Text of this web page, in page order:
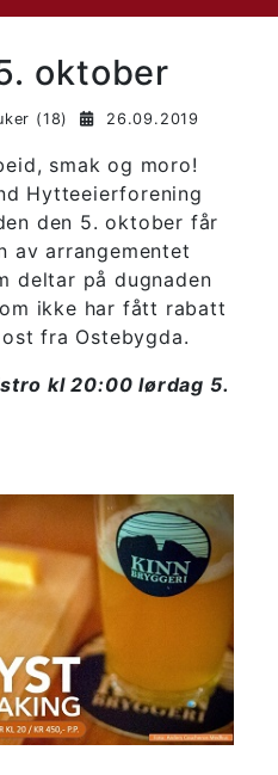
oktober
(18) 26.09.2019
smak og moro!
Hytteeierforening
den 5. oktober får
av arrangementet
deltar på dugnaden
ikke har fått rabatt
fra Ostebygda.
kl 20:00 lørdag 5.